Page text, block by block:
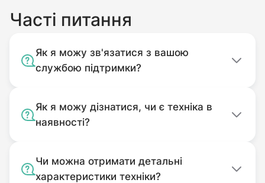
Часті питання
Як я можу зв'язатися з вашою
службою підтримки?
Як я можу дізнатися, чи є техніка в
наявності?
Чи можна отримати детальні
характеристики техніки?